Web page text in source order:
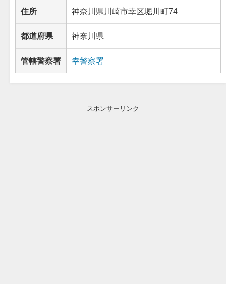
住所 神奈川県川崎市幸区堀川町74
都道府県 神奈川県
管轄警察署 幸警察署
スポンサーリンク